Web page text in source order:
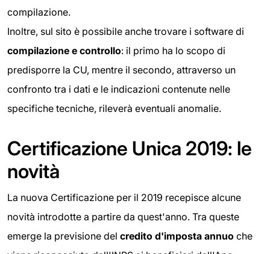
compilazione.
Inoltre, sul sito è possibile anche trovare i software di
compilazione e controllo: il primo ha lo scopo di
predisporre la CU, mentre il secondo, attraverso un
confronto tra i dati e le indicazioni contenute nelle
specifiche tecniche, rileverà eventuali anomalie.
Certificazione Unica 2019: le
novità
La nuova Certificazione per il 2019 recepisce alcune
novità introdotte a partire da quest'anno. Tra queste
emerge la previsione del credito d'imposta annuo che